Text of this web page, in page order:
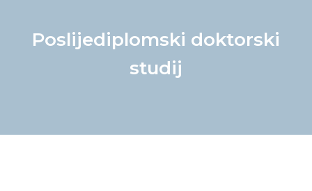
Poslijediplomski doktorski
studij